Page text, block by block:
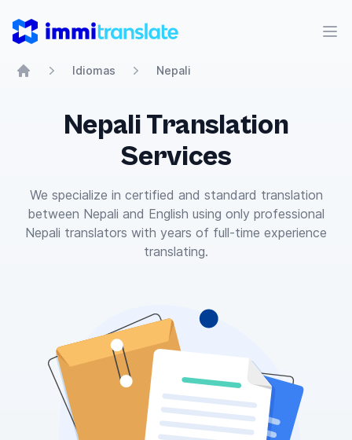
ImmiTranslate
Idiomas Nepali
Nepali Translation
Services
We specialize in certified and standard translation
between Nepali and English using only professional
Nepali translators with years of full-time experience
translating.